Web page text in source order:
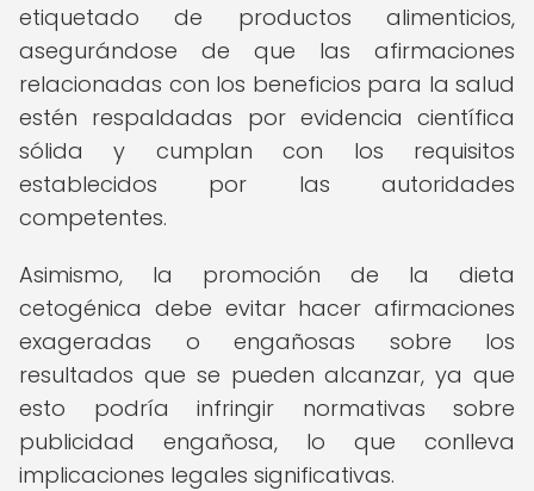
etiquetado de productos alimenticios,
asegurándose de que las afirmaciones
relacionadas con los beneficios para la salud
estén respaldadas por evidencia científica
sólida y cumplan con los requisitos
establecidos por las autoridades
competentes.
Asimismo, la promoción de la dieta
cetogénica debe evitar hacer afirmaciones
exageradas o engañosas sobre los
resultados que se pueden alcanzar, ya que
esto podría infringir normativas sobre
publicidad engañosa, lo que conlleva
implicaciones legales significativas.